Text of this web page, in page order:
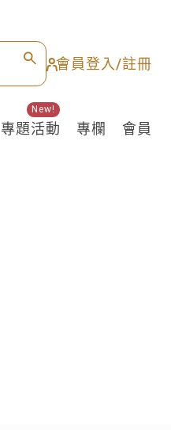
會員登入/註冊
專題活動
New!
專欄 會員